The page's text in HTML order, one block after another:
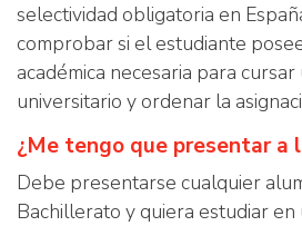
selectividad obligatoria en
comprobar si el estudiante
académica necesaria para
universitario y ordenar la
¿Me tengo que presentar a
Debe presentarse cualquier
Bachillerato y quiera estudiar en